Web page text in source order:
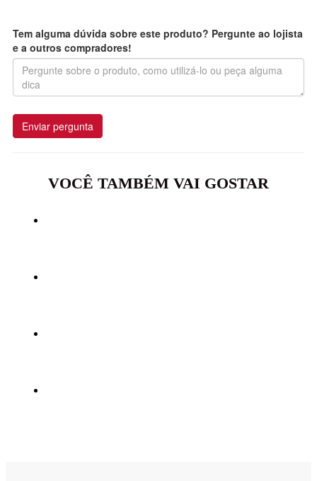
Tem alguma dúvida sobre este produto? Pergunte ao lojista
e a outros compradores!
Enviar pergunta
VOCÊ TAMBÉM VAI GOSTAR